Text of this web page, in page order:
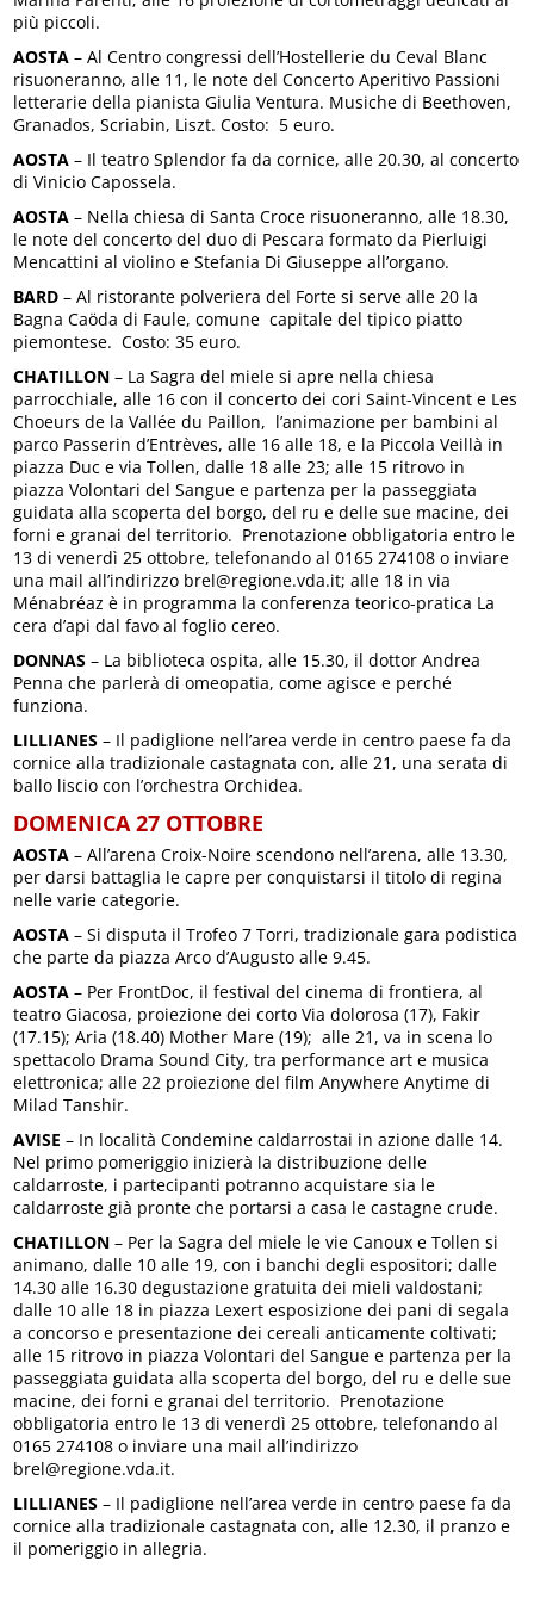
più piccoli.
AOSTA – Al Centro congressi dell’Hostellerie du Ceval Blanc
risuoneranno, alle 11, le note del Concerto Aperitivo Passioni
letterarie della pianista Giulia Ventura. Musiche di Beethoven,
Granados, Scriabin, Liszt. Costo: 5 euro.
AOSTA – Il teatro Splendor fa da cornice, alle 20.30, al concerto
di Vinicio Capossela.
AOSTA – Nella chiesa di Santa Croce risuoneranno, alle 18.30,
le note del concerto del duo di Pescara formato da Pierluigi
Mencattini al violino e Stefania Di Giuseppe all’organo.
BARD – Al ristorante polveriera del Forte si serve alle 20 la
Bagna Caöda di Faule, comune capitale del tipico piatto
piemontese. Costo: 35 euro.
CHATILLON – La Sagra del miele si apre nella chiesa
parrocchiale, alle 16 con il concerto dei cori Saint-Vincent e Les
Choeurs de la Vallée du Paillon, l’animazione per bambini al
parco Passerin d’Entrèves, alle 16 alle 18, e la Piccola Veillà in
piazza Duc e via Tollen, dalle 18 alle 23; alle 15 ritrovo in
piazza Volontari del Sangue e partenza per la passeggiata
guidata alla scoperta del borgo, del ru e delle sue macine, dei
forni e granai del territorio. Prenotazione obbligatoria entro le
13 di venerdì 25 ottobre, telefonando al 0165 274108 o inviare
una mail all’indirizzo brel@regione.vda.it; alle 18 in via
Ménabréaz è in programma la conferenza teorico-pratica La
cera d’api dal favo al foglio cereo.
DONNAS – La biblioteca ospita, alle 15.30, il dottor Andrea
Penna che parlerà di omeopatia, come agisce e perché
funziona.
LILLIANES – Il padiglione nell’area verde in centro paese fa da
cornice alla tradizionale castagnata con, alle 21, una serata di
ballo liscio con l’orchestra Orchidea.
DOMENICA 27 OTTOBRE
AOSTA – All’arena Croix-Noire scendono nell’arena, alle 13.30,
per darsi battaglia le capre per conquistarsi il titolo di regina
nelle varie categorie.
AOSTA – Si disputa il Trofeo 7 Torri, tradizionale gara podistica
che parte da piazza Arco d’Augusto alle 9.45.
AOSTA – Per FrontDoc, il festival del cinema di frontiera, al
teatro Giacosa, proiezione dei corto Via dolorosa (17), Fakir
(17.15); Aria (18.40) Mother Mare (19); alle 21, va in scena lo
spettacolo Drama Sound City, tra performance art e musica
elettronica; alle 22 proiezione del film Anywhere Anytime di
Milad Tanshir.
AVISE – In località Condemine caldarrostai in azione dalle 14.
Nel primo pomeriggio inizierà la distribuzione delle
caldarroste, i partecipanti potranno acquistare sia le
caldarroste già pronte che portarsi a casa le castagne crude.
CHATILLON – Per la Sagra del miele le vie Canoux e Tollen si
animano, dalle 10 alle 19, con i banchi degli espositori; dalle
14.30 alle 16.30 degustazione gratuita dei mieli valdostani;
dalle 10 alle 18 in piazza Lexert esposizione dei pani di segala
a concorso e presentazione dei cereali anticamente coltivati;
alle 15 ritrovo in piazza Volontari del Sangue e partenza per la
passeggiata guidata alla scoperta del borgo, del ru e delle sue
macine, dei forni e granai del territorio. Prenotazione
obbligatoria entro le 13 di venerdì 25 ottobre, telefonando al
0165 274108 o inviare una mail all’indirizzo
brel@regione.vda.it.
LILLIANES – Il padiglione nell’area verde in centro paese fa da
cornice alla tradizionale castagnata con, alle 12.30, il pranzo e
il pomeriggio in allegria.